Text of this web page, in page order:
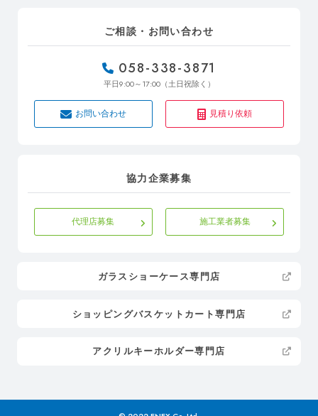
ご相談・お問い合わせ
058-338-3871
平日9:00～17:00（土日祝除く）
お問い合わせ 見積り依頼
協力企業募集
代理店募集 施工業者募集
ガラスショーケース専門店
ショッピングバスケットカート専門店
アクリルキーホルダー専門店